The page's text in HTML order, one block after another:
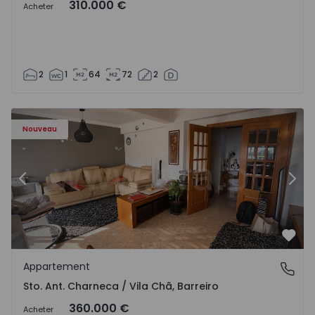
Acheter 310.000 €
2 1 64 72 2
Nouveau
- 1573477 - 14
Appartement T3 Barreiro, Sto. Ant. Charneca / Vila Chã -
Précédent
Sto. Ant. Charneca / Vila Chã, Barreiro
Appartement
Sto. Ant. Charneca / Vila Chã, Barreiro
Acheter 360.000 €